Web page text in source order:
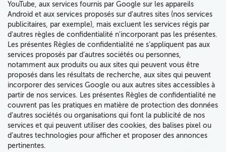
YouTube, aux services fournis par Google sur les appareils
Android et aux services proposés sur d'autres sites (nos services
publicitaires, par exemple), mais excluent les services régis par
d'autres règles de confidentialité n'incorporant pas les présentes.
Les présentes Règles de confidentialité ne s’appliquent pas aux
services proposés par d’autres sociétés ou personnes,
notamment aux produits ou aux sites qui peuvent vous être
proposés dans les résultats de recherche, aux sites qui peuvent
incorporer des services Google ou aux autres sites accessibles à
partir de nos services. Les présentes Règles de confidentialité ne
couvrent pas les pratiques en matière de protection des données
d’autres sociétés ou organisations qui font la publicité de nos
services et qui peuvent utiliser des cookies, des balises pixel ou
d’autres technologies pour afficher et proposer des annonces
pertinentes.